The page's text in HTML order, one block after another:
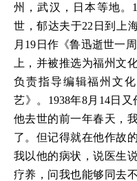
州，武汉，日本等地。
世，郁达夫于22日到上
月19日作《鲁迅逝世一
上，并被推选为福州文
负责指导编辑福州文
艺》。1938年8月14日
他去世的前一年春天，
了。但记得就在他作故
我以他的病状，说医生
疗养，问我也能够同去